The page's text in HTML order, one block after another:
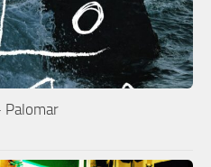
Palomar